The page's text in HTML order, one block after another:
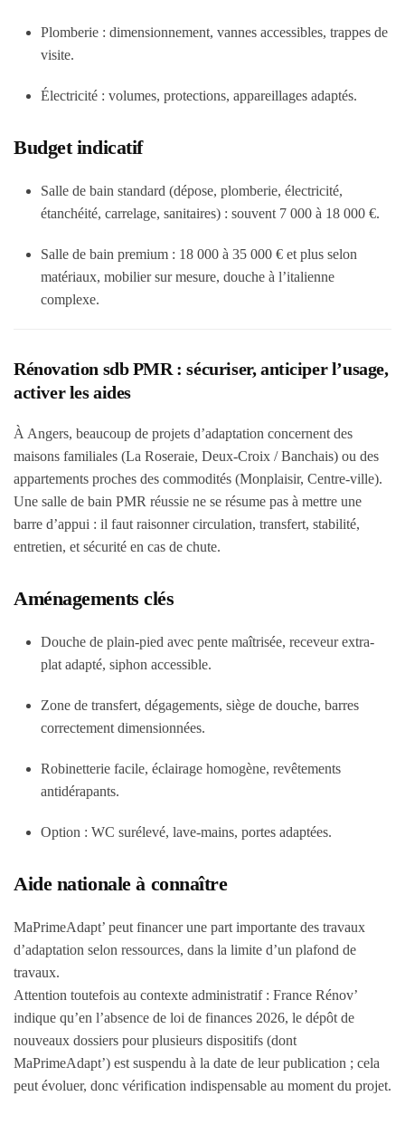
Plomberie : dimensionnement, vannes accessibles, trappes de
visite.
Électricité : volumes, protections, appareillages adaptés.
Budget indicatif
Salle de bain standard (dépose, plomberie, électricité,
étanchéité, carrelage, sanitaires) : souvent 7 000 à 18 000 €.
Salle de bain premium : 18 000 à 35 000 € et plus selon
matériaux, mobilier sur mesure, douche à l’italienne
complexe.
Rénovation sdb PMR : sécuriser, anticiper l’usage,
activer les aides
À Angers, beaucoup de projets d’adaptation concernent des
maisons familiales (La Roseraie, Deux-Croix / Banchais) ou des
appartements proches des commodités (Monplaisir, Centre-ville).
Une salle de bain PMR réussie ne se résume pas à mettre une
barre d’appui : il faut raisonner circulation, transfert, stabilité,
entretien, et sécurité en cas de chute.
Aménagements clés
Douche de plain-pied avec pente maîtrisée, receveur extra-
plat adapté, siphon accessible.
Zone de transfert, dégagements, siège de douche, barres
correctement dimensionnées.
Robinetterie facile, éclairage homogène, revêtements
antidérapants.
Option : WC surélevé, lave-mains, portes adaptées.
Aide nationale à connaître
MaPrimeAdapt’ peut financer une part importante des travaux
d’adaptation selon ressources, dans la limite d’un plafond de
travaux.
Attention toutefois au contexte administratif : France Rénov’
indique qu’en l’absence de loi de finances 2026, le dépôt de
nouveaux dossiers pour plusieurs dispositifs (dont
MaPrimeAdapt’) est suspendu à la date de leur publication ; cela
peut évoluer, donc vérification indispensable au moment du projet.